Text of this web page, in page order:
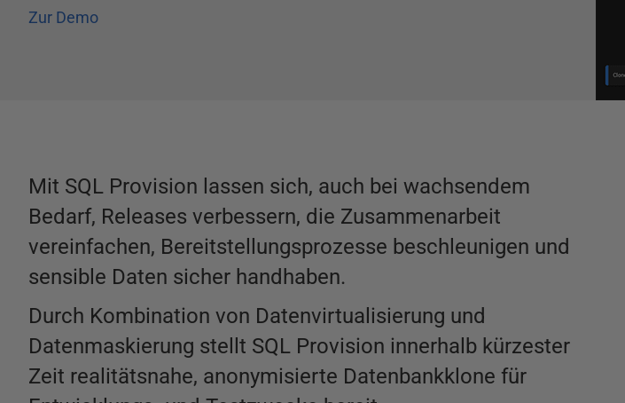
Zur Demo
Mit SQL Provision lassen sich, auch bei wachsendem
Bedarf, Releases verbessern, die Zusammenarbeit
vereinfachen, Bereitstellungsprozesse beschleunigen und
sensible Daten sicher handhaben.
Durch Kombination von Datenvirtualisierung und
Datenmaskierung stellt SQL Provision innerhalb kürzester
Zeit realitätsnahe, anonymisierte Datenbankklone für